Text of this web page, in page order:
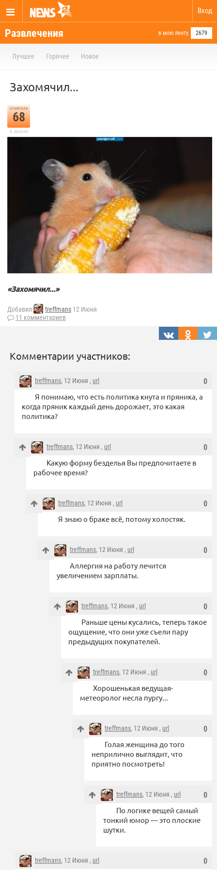
Вход
Развлечения в мою ленту 2679
Лучшее Горячее Новое
Захомячил...
отметили
68
в архиве
«Захомячил...»
Добавил treffmans 12 Июня
11 комментариев
Комментарии участников:
0
treffmans, 12 Июня , url
Я понимаю, что есть политика кнута и пряника, а
когда пряник каждый день дорожает, это какая
политика?
0
treffmans, 12 Июня , url
Какую форму безделья Вы предпочитаете в
рабочее время?
0
treffmans, 12 Июня , url
Я знаю о браке всё, потому холостяк.
0
treffmans, 12 Июня , url
Аллергия на работу лечится
увеличением зарплаты.
0
treffmans, 12 Июня , url
Раньше цены кусались, теперь такое
ощущение, что они уже съели пару
предыдущих покупателей.
0
treffmans, 12 Июня , url
Хорошенькая ведущая-
метеоролог несла пургу...
0
treffmans, 12 Июня , url
Голая женщина до того
неприлично выглядит, что
приятно посмотреть!
0
treffmans, 12 Июня , url
По логике вещей самый
тонкий юмор — это плоские
шутки.
0
treffmans, 12 Июня , url